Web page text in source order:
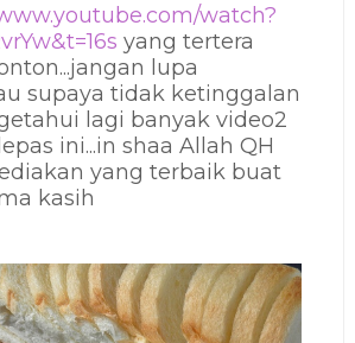
watch?
yang tertera
lupa
supaya tidak ketinggalan
lagi banyak video2
ini...in shaa Allah QH
yang terbaik buat
kasih